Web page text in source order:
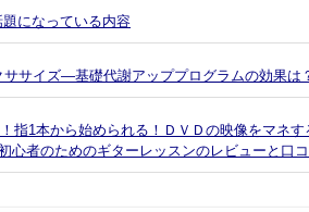
になっている内容
ササイズ―基礎代謝アッププログラムの効果は
指1本から始められる！ＤＶＤの映像をマネ
者のためのギターレッスンのレビューと口